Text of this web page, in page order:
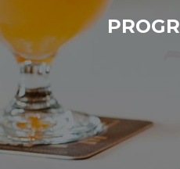
NEWS
CONTATTI